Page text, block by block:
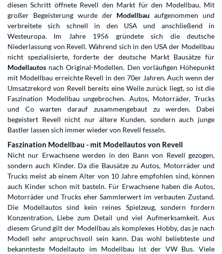
diesen Schritt öffnete Revell den Markt für den Modellbau. Mit
großer Begeisterung wurde der Modellbau aufgenommen und
verbreitete sich schnell in den USA und anschließend in
Westeuropa. Im Jahre 1956 gründete sich die deutsche
Niederlassung von Revell. Während sich in den USA der Modellbau
nicht spezialisierte, forderte der deutsche Markt Bausätze für
Modellautos nach Original-Modellen. Den vorläufigen Höhepunkt
mit Modellbau erreichte Revell in den 70er Jahren. Auch wenn der
Umsatzrekord von Revell bereits eine Weile zurück liegt, so ist die
Faszination Modellbau ungebrochen. Autos, Motorräder, Trucks
und Co warten darauf zusammengebaut zu werden. Dabei
begeistert Revell nicht nur ältere Kunden, sondern auch junge
Bastler lassen sich immer wieder von Revell fesseln.
Faszination Modellbau - mit Modellautos von Revell
Nicht nur Erwachsene werden in den Bann von Revell gezogen,
sondern auch Kinder. Da die Bausätze zu Autos, Motorräder und
Trucks meist ab einem Alter von 10 Jahre empfohlen sind, können
auch Kinder schon mit basteln. Für Erwachsene haben die Autos,
Motorräder und Trucks eher Sammlerwert im verbauten Zustand.
Die Modellautos sind kein reines Spielzeug, sondern fordern
Konzentration, Liebe zum Detail und viel Aufmerksamkeit. Aus
diesem Grund gilt der Modellbau als komplexes Hobby, das je nach
Modell sehr anspruchsvoll sein kann. Das wohl beliebteste und
bekannteste Modellauto im Modellbau ist der VW Bus. Viele